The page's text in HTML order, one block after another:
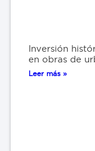
Inversión
en obras de
Leer más »